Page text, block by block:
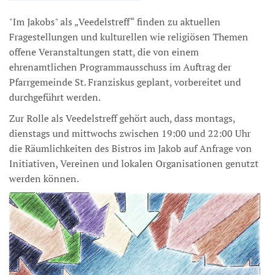
"Im Jakobs" als „Veedelstreff“ finden zu aktuellen
Fragestellungen und kulturellen wie religiösen Themen
offene Veranstaltungen statt, die von einem
ehrenamtlichen Programmausschuss im Auftrag der
Pfarrgemeinde St. Franziskus geplant, vorbereitet und
durchgeführt werden.
Zur Rolle als Veedelstreff gehört auch, dass montags,
dienstags und mittwochs zwischen 19:00 und 22:00 Uhr
die Räumlichkeiten des Bistros im Jakob auf Anfrage von
Initiativen, Vereinen und lokalen Organisationen genutzt
werden können.